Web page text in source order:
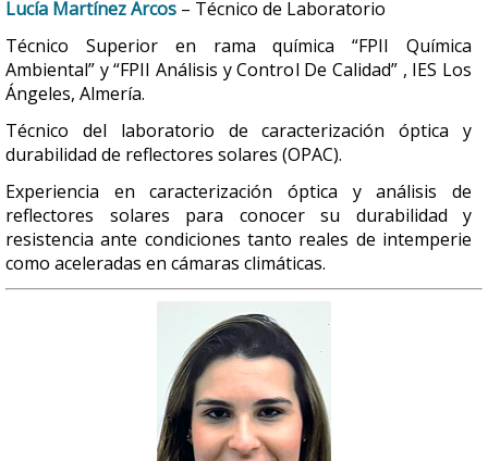
Lucía Martínez Arcos – Técnico de Laboratorio
Técnico Superior en rama química “FPII Química
Ambiental” y “FPII Análisis y Control De Calidad” , IES Los
Ángeles, Almería.
Técnico del laboratorio de caracterización óptica y
durabilidad de reflectores solares (OPAC).
Experiencia en caracterización óptica y análisis de
reflectores solares para conocer su durabilidad y
resistencia ante condiciones tanto reales de intemperie
como aceleradas en cámaras climáticas.